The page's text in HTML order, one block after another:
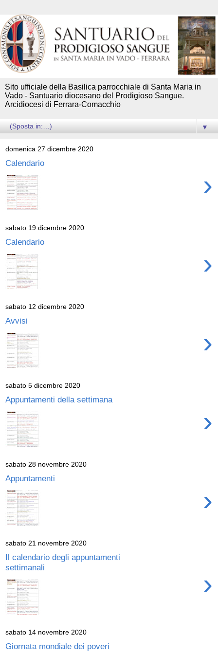
Sito ufficiale della Basilica parrocchiale di Santa Maria in
Vado - Santuario diocesano del Prodigioso Sangue.
Arcidiocesi di Ferrara-Comacchio
▼
domenica 27 dicembre 2020
Calendario
›
sabato 19 dicembre 2020
Calendario
›
sabato 12 dicembre 2020
Avvisi
›
sabato 5 dicembre 2020
Appuntamenti della settimana
›
sabato 28 novembre 2020
Appuntamenti
›
sabato 21 novembre 2020
Il calendario degli appuntamenti
settimanali
›
sabato 14 novembre 2020
Giornata mondiale dei poveri